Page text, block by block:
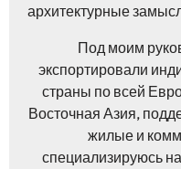
архитектурные
Под моим
экспортировали
страны по всей
Восточная Азия,
жилые и
специализируюсь